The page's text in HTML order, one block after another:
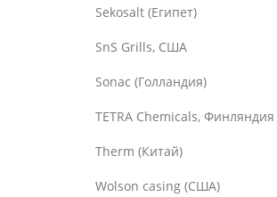
Sekosalt (Египет)
SnS Grills, США
Sonac (Голландия)
TETRA Chemicals, Финляндия
Therm (Китай)
Wolson casing (США)